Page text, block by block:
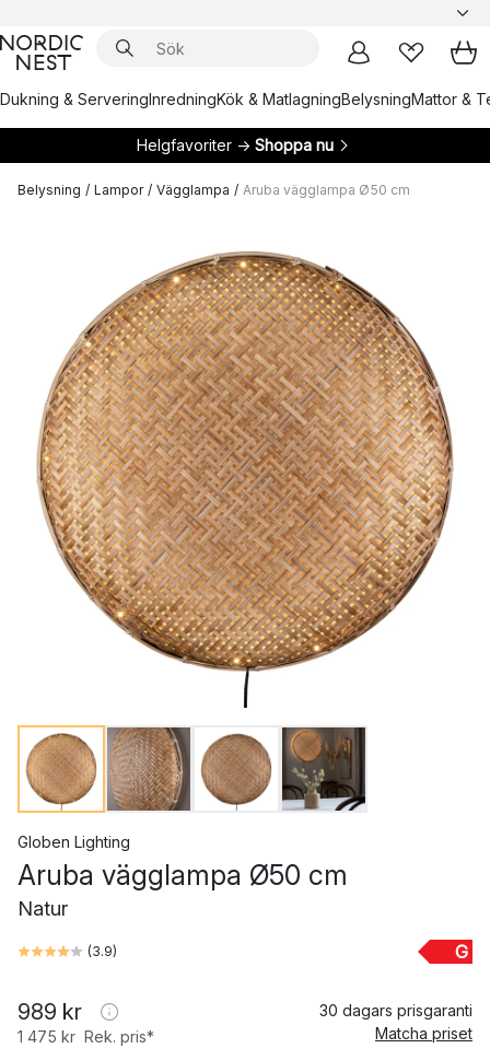
Dukning & ServeringInredningKök & MatlagningBelysningMattor &
Helgfavoriter → Shoppa nu
Belysning / Lampor / Vägglampa / Aruba vägglampa Ø50 cm
Globen Lighting
Aruba vägglampa Ø50 cm
Natur
(3.9) G
989 kr
1 475 kr Rek. pris*
30 dagars prisgaranti
Matcha priset